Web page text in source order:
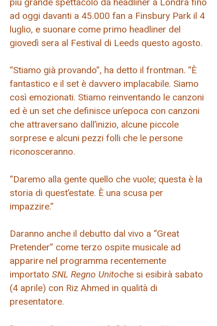
ad oggi davanti a 45.000 fan a Finsbury Park il 4
luglio, e suonare come primo headliner del
giovedì sera al Festival di Leeds questo agosto.
“Stiamo già provando”, ha detto il frontman. “È
fantastico e il set è davvero implacabile. Siamo
così emozionati. Stiamo reinventando le canzoni
ed è un set che definisce un’epoca con canzoni
che attraversano dall’inizio, alcune piccole
sorprese e alcuni pezzi folli che le persone
riconosceranno.
“Daremo alla gente quello che vuole; questa è la
storia di quest’estate. È una scusa per
impazzire.”
Daranno anche il debutto dal vivo a “Great
Pretender” come terzo ospite musicale ad
apparire nel programma recentemente
importato SNL Regno Unitoche si esibirà sabato
(4 aprile) con Riz Ahmed in qualità di
presentatore.